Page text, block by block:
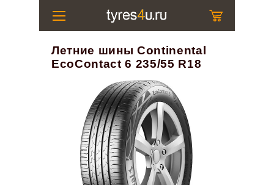
Летние шины Continental
EcoContact 6 235/55 R18